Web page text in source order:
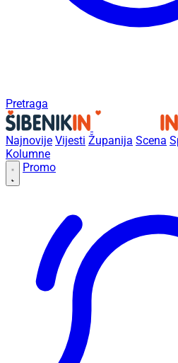
Pretraga
Najnovije Vijesti Županija Scena
Kolumne
Promo